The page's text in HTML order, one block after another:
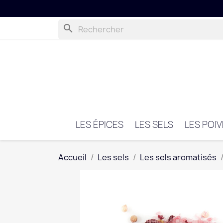
search
LES ÉPICES LES SELS LES
Accueil Les sels Les sels aromatisés